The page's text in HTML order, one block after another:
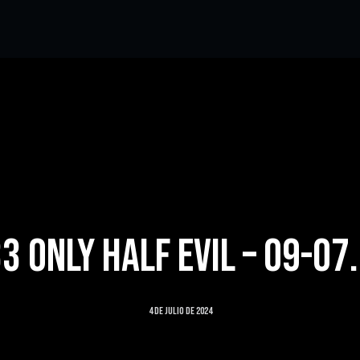
ONLY HALF EVIL – 09-
4 de julio de 2024